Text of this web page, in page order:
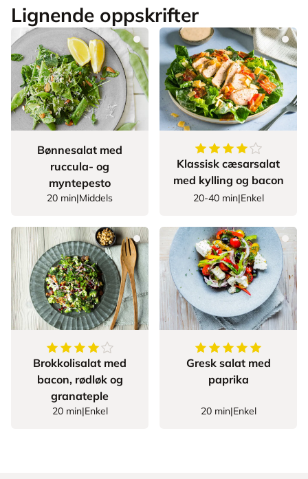
Lignende oppskrifter
Bønnesalat med
ruccula- og
myntepesto
20 min|Middels
4.1875av5stjerner
Klassisk cæsarsalat
med kylling og bacon
20-40 min|Enkel
4.833333333333333
stjerner
Brokkolisalat med
bacon, rødløk og
granateple
20 min|Enkel
5av5stjerner
Gresk salat med
paprika
20 min|Enkel